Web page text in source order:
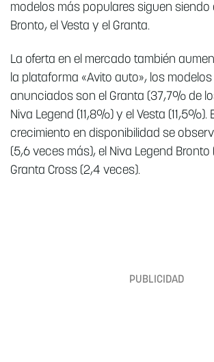
modelos más populares siguen siendo
Bronto, el Vesta y el Granta.
La oferta en el mercado también
la plataforma «Avito auto», los
anunciados son el Granta (37,7% de
Niva Legend (11,8%) y el Vesta (11,5%).
crecimiento en disponibilidad se
(5,6 veces más), el Niva Legend
Granta Cross (2,4 veces).